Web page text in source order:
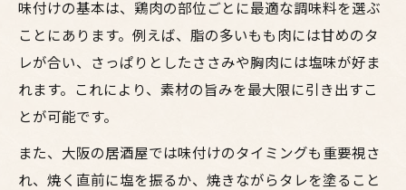
焼き鳥味付け種類で楽しむ居酒屋気分
焼鳥タレと塩の選び方でお酒も格別に
焼き鳥味付け簡単レシピで自宅が居酒屋に
居酒屋流焼き鳥味付けで家族も大満足
味付けの基本は、鶏肉の部位ごとに最適な調味料を選ぶ
ことにあります。例えば、脂の多いもも肉には甘めのタ
レが合い、さっぱりとしたささみや胸肉には塩味が好ま
れます。これにより、素材の旨みを最大限に引き出すこ
とが可能です。
また、大阪の居酒屋では味付けのタイミングも重要視さ
れ、焼く直前に塩を振るか、焼きながらタレを塗ること